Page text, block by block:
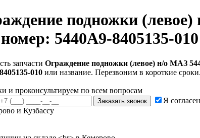
подножки
5440А9-8405135-010
запчасти Ограждение подножки (левое) н/о МАЗ
010 или название. Перезвоним в короткие сроки.
и проконсультируем по всем вопросам
Заказать звонок Я